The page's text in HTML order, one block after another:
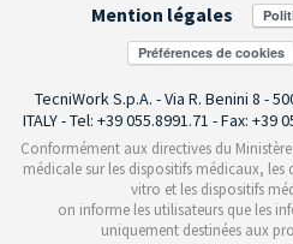
Mention légales
Préférences de cookies
TecniWork S.p.A. - Via R. Benini 8 -
ITALY - Tel: +39 055.8991.71 - Fax: +39
Conformément aux directives du
médicale sur les dispositifs médicaux,
vitro et les dispositifs
on informe les utilisateurs que les
uniquement destinées aux